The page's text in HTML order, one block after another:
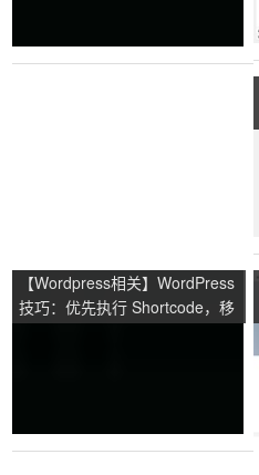
【Wordpress相关】WordPress
技巧：优先执行 Shortcode，移